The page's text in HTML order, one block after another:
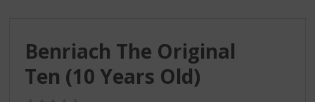
Benriach The Original
Ten (10 Years Old)